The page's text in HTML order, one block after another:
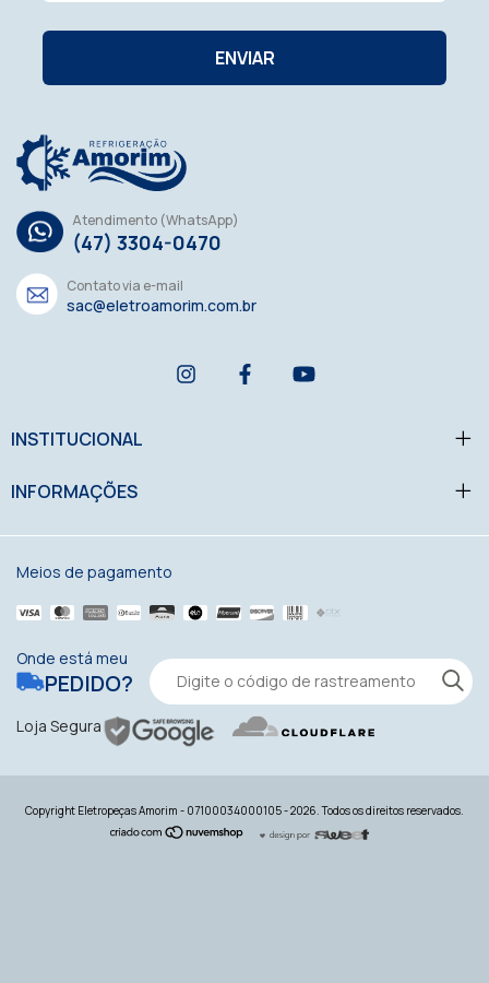
Atendimento (WhatsApp)
(47) 3304-0470
Contato via e-mail
sac@eletroamorim.com.br
INSTITUCIONAL
INFORMAÇÕES
Meios de pagamento
Onde está meu
PEDIDO?
Loja Segura
Copyright Eletropeças Amorim - 07100034000105 - 2026. Todos os direitos reservados.